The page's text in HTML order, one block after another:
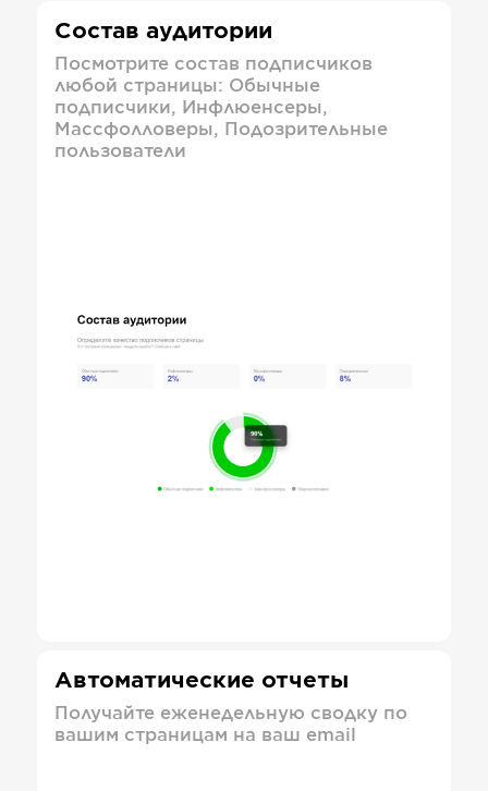
Состав аудитории
Посмотрите состав подписчиков
любой страницы: Обычные
подписчики, Инфлюенсеры,
Массфолловеры, Подозрительные
пользователи
Автоматические отчеты
Получайте еженедельную сводку по
вашим страницам на ваш email